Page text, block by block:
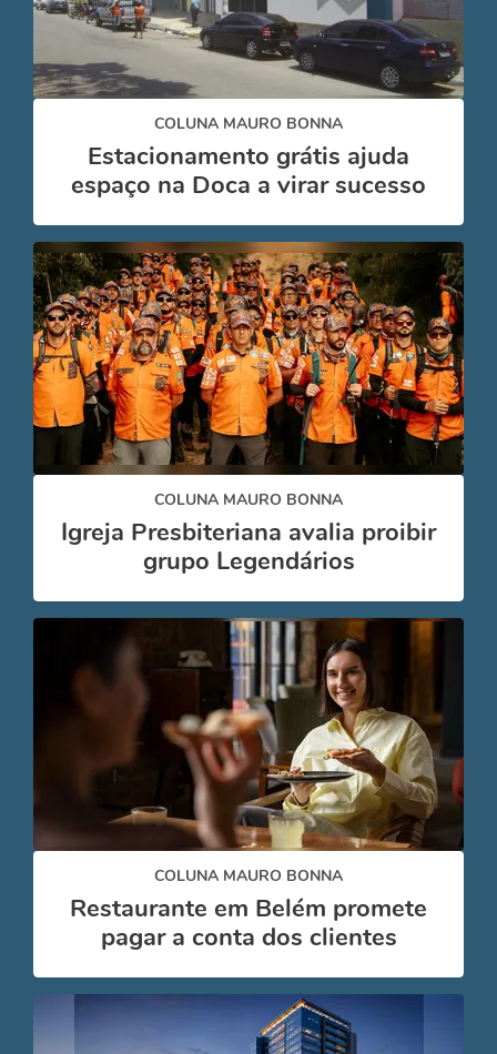
COLUNA MAURO BONNA
Estacionamento grátis ajuda
espaço na Doca a virar sucesso
COLUNA MAURO BONNA
Igreja Presbiteriana avalia proibir
grupo Legendários
COLUNA MAURO BONNA
Restaurante em Belém promete
pagar a conta dos clientes